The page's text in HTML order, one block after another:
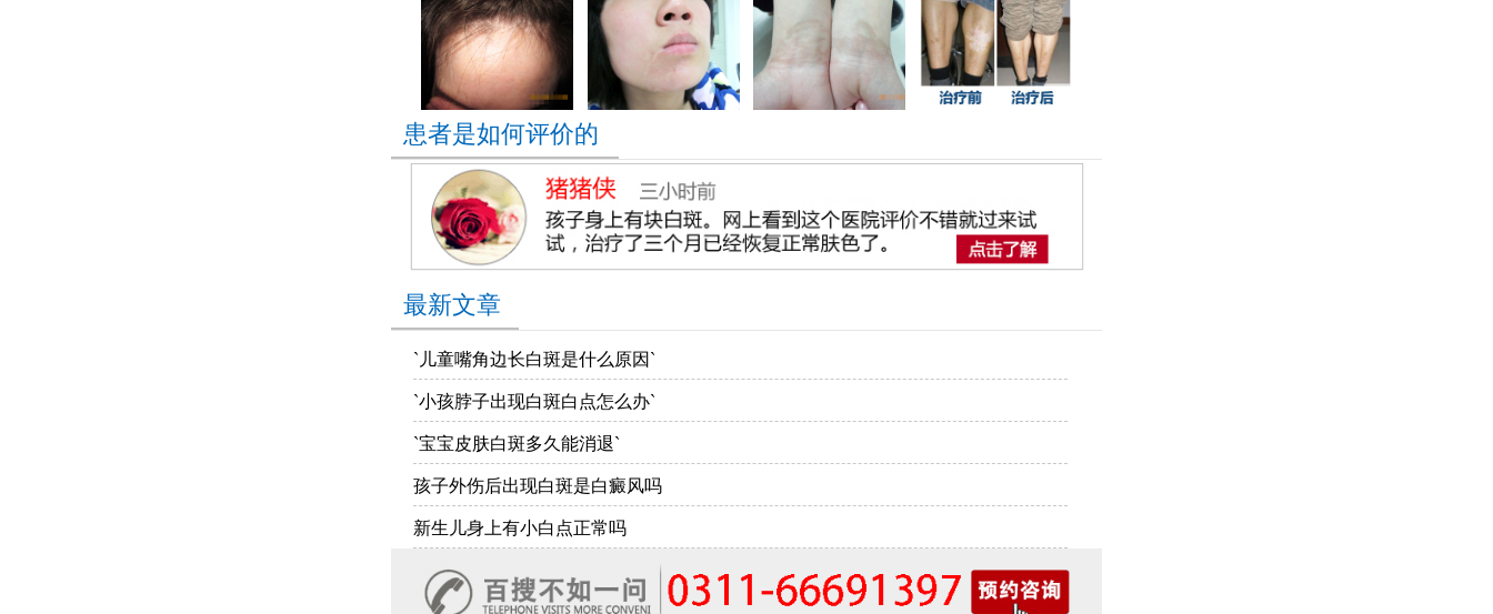
患者是如何评价的
最新文章
`儿童嘴角边长白斑是什么原因`
`小孩脖子出现白斑白点怎么办`
`宝宝皮肤白斑多久能消退`
孩子外伤后出现白斑是白癜风吗
新生儿身上有小白点正常吗